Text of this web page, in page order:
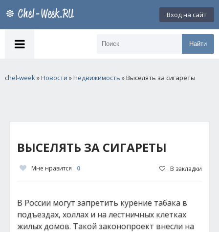
Вход на сайт
Найти
chel-week»Новости »Недвижимость » Выселять за сигареты
ВЫСЕЛЯТЬ ЗА СИГАРЕТЫ
Мне нравится 0 В закладки
В России могут запретить курение табака в
подъездах, холлах и на лестничных клетках
жилых домов. Такой законопроект внесли на